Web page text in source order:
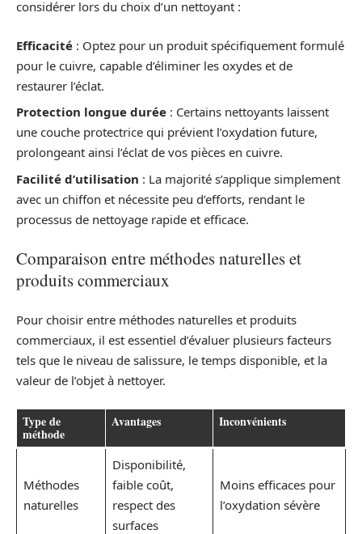
considérer lors du choix d’un nettoyant :
Efficacité : Optez pour un produit spécifiquement formulé
pour le cuivre, capable d’éliminer les oxydes et de
restaurer l’éclat.
Protection longue durée : Certains nettoyants laissent
une couche protectrice qui prévient l’oxydation future,
prolongeant ainsi l’éclat de vos pièces en cuivre.
Facilité d’utilisation : La majorité s’applique simplement
avec un chiffon et nécessite peu d’efforts, rendant le
processus de nettoyage rapide et efficace.
Comparaison entre méthodes naturelles et
produits commerciaux
Pour choisir entre méthodes naturelles et produits
commerciaux, il est essentiel d’évaluer plusieurs facteurs
tels que le niveau de salissure, le temps disponible, et la
valeur de l’objet à nettoyer.
Type de
méthode
Avantages Inconvénients
Méthodes
naturelles
Disponibilité,
faible coût,
respect des
surfaces
Moins efficaces pour
l’oxydation sévère